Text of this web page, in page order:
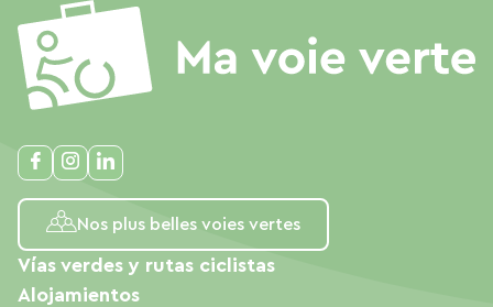
Nos plus belles voies vertes
Vías verdes y rutas ciclistas
Alojamientos